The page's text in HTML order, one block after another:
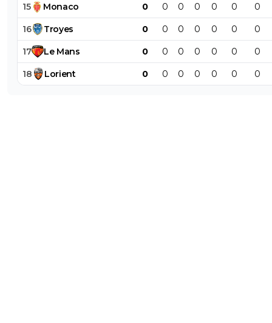
15 Monaco 0 0 0 0 0 0 0
16 Troyes 0 0 0 0 0 0 0
17 Le Mans 0 0 0 0 0 0 0
18 Lorient 0 0 0 0 0 0 0